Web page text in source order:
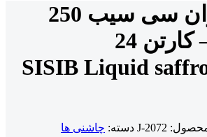
مایع زعفران سی سیب 250
سی سی – کارتن 24
SISIB Liquid
J-2072 دسته: چاشنی ها